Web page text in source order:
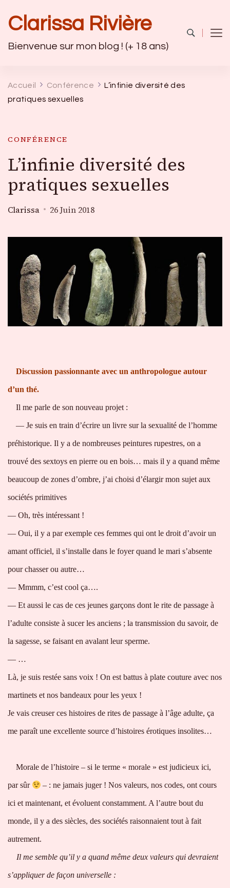
Clarissa Rivière
Bienvenue sur mon blog ! (+ 18 ans)
Accueil Conférence
L’infinie diversité des
pratiques sexuelles
CONFÉRENCE
L’infinie diversité des
pratiques sexuelles
Clarissa 26 Juin 2018
Discussion passionnante avec un anthropologue autour
d’un thé.
Il me parle de son nouveau projet :
— Je suis en train d’écrire un livre sur la sexualité de l’homme
préhistorique. Il y a de nombreuses peintures rupestres, on a
trouvé des sextoys en pierre ou en bois… mais il y a quand même
beaucoup de zones d’ombre, j’ai choisi d’élargir mon sujet aux
sociétés primitives
— Oh, très intéressant !
— Oui, il y a par exemple ces femmes qui ont le droit d’avoir un
amant officiel, il s’installe dans le foyer quand le mari s’absente
pour chasser ou autre…
— Mmmm, c’est cool ça….
— Et aussi le cas de ces jeunes garçons dont le rite de passage à
l’adulte consiste à sucer les anciens ; la transmission du savoir, de
la sagesse, se faisant en avalant leur sperme.
— …
Là, je suis restée sans voix ! On est battus à plate couture avec nos
martinets et nos bandeaux pour les yeux !
Je vais creuser ces histoires de rites de passage à l’âge adulte, ça
me paraît une excellente source d’histoires érotiques insolites…
Morale de l’histoire – si le terme « morale » est judicieux ici,
par sûr – : ne jamais juger ! Nos valeurs, nos codes, ont cours
ici et maintenant, et évoluent constamment. A l’autre bout du
monde, il y a des siècles, des sociétés raisonnaient tout à fait
autrement.
Il me semble qu’il y a quand même deux valeurs qui devraient
s’appliquer de façon universelle :